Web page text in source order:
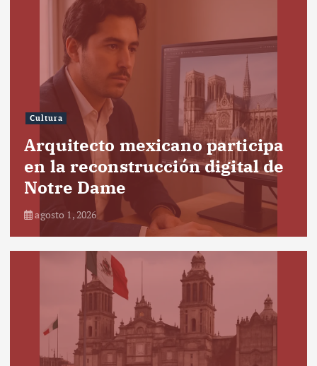
Cultura
Arquitecto mexicano participa
en la reconstrucción digital de
Notre Dame
agosto 1, 2026